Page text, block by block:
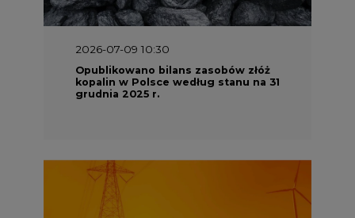
2026-07-09 10:30
Opublikowano bilans zasobów złóż
kopalin w Polsce według stanu na 31
grudnia 2025 r.